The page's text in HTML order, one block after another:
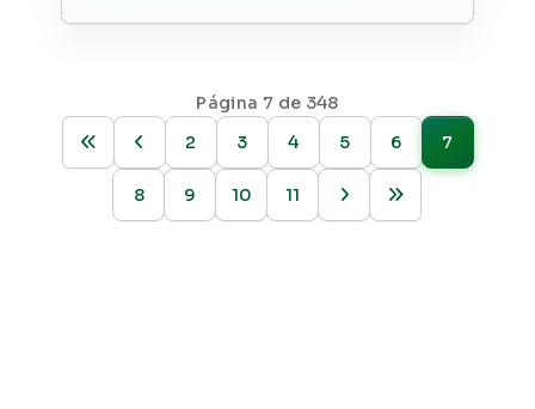
Página 7 de 348
2
3 4 5 6 7
8 9 10 11